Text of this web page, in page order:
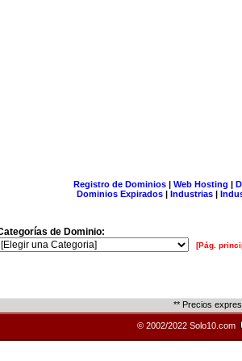
Registro de Dominios| Web Hosting |
Dominios Expirados | Industrias |
de Dominio:
[Pág.
** Precios
© 2002/2022 Solo10.com